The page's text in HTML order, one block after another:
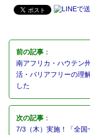
前の記事：
南アフリカ・ハウテン
活・バリアフリーの理
した
次の記事：
7/3（木）実施！「全国